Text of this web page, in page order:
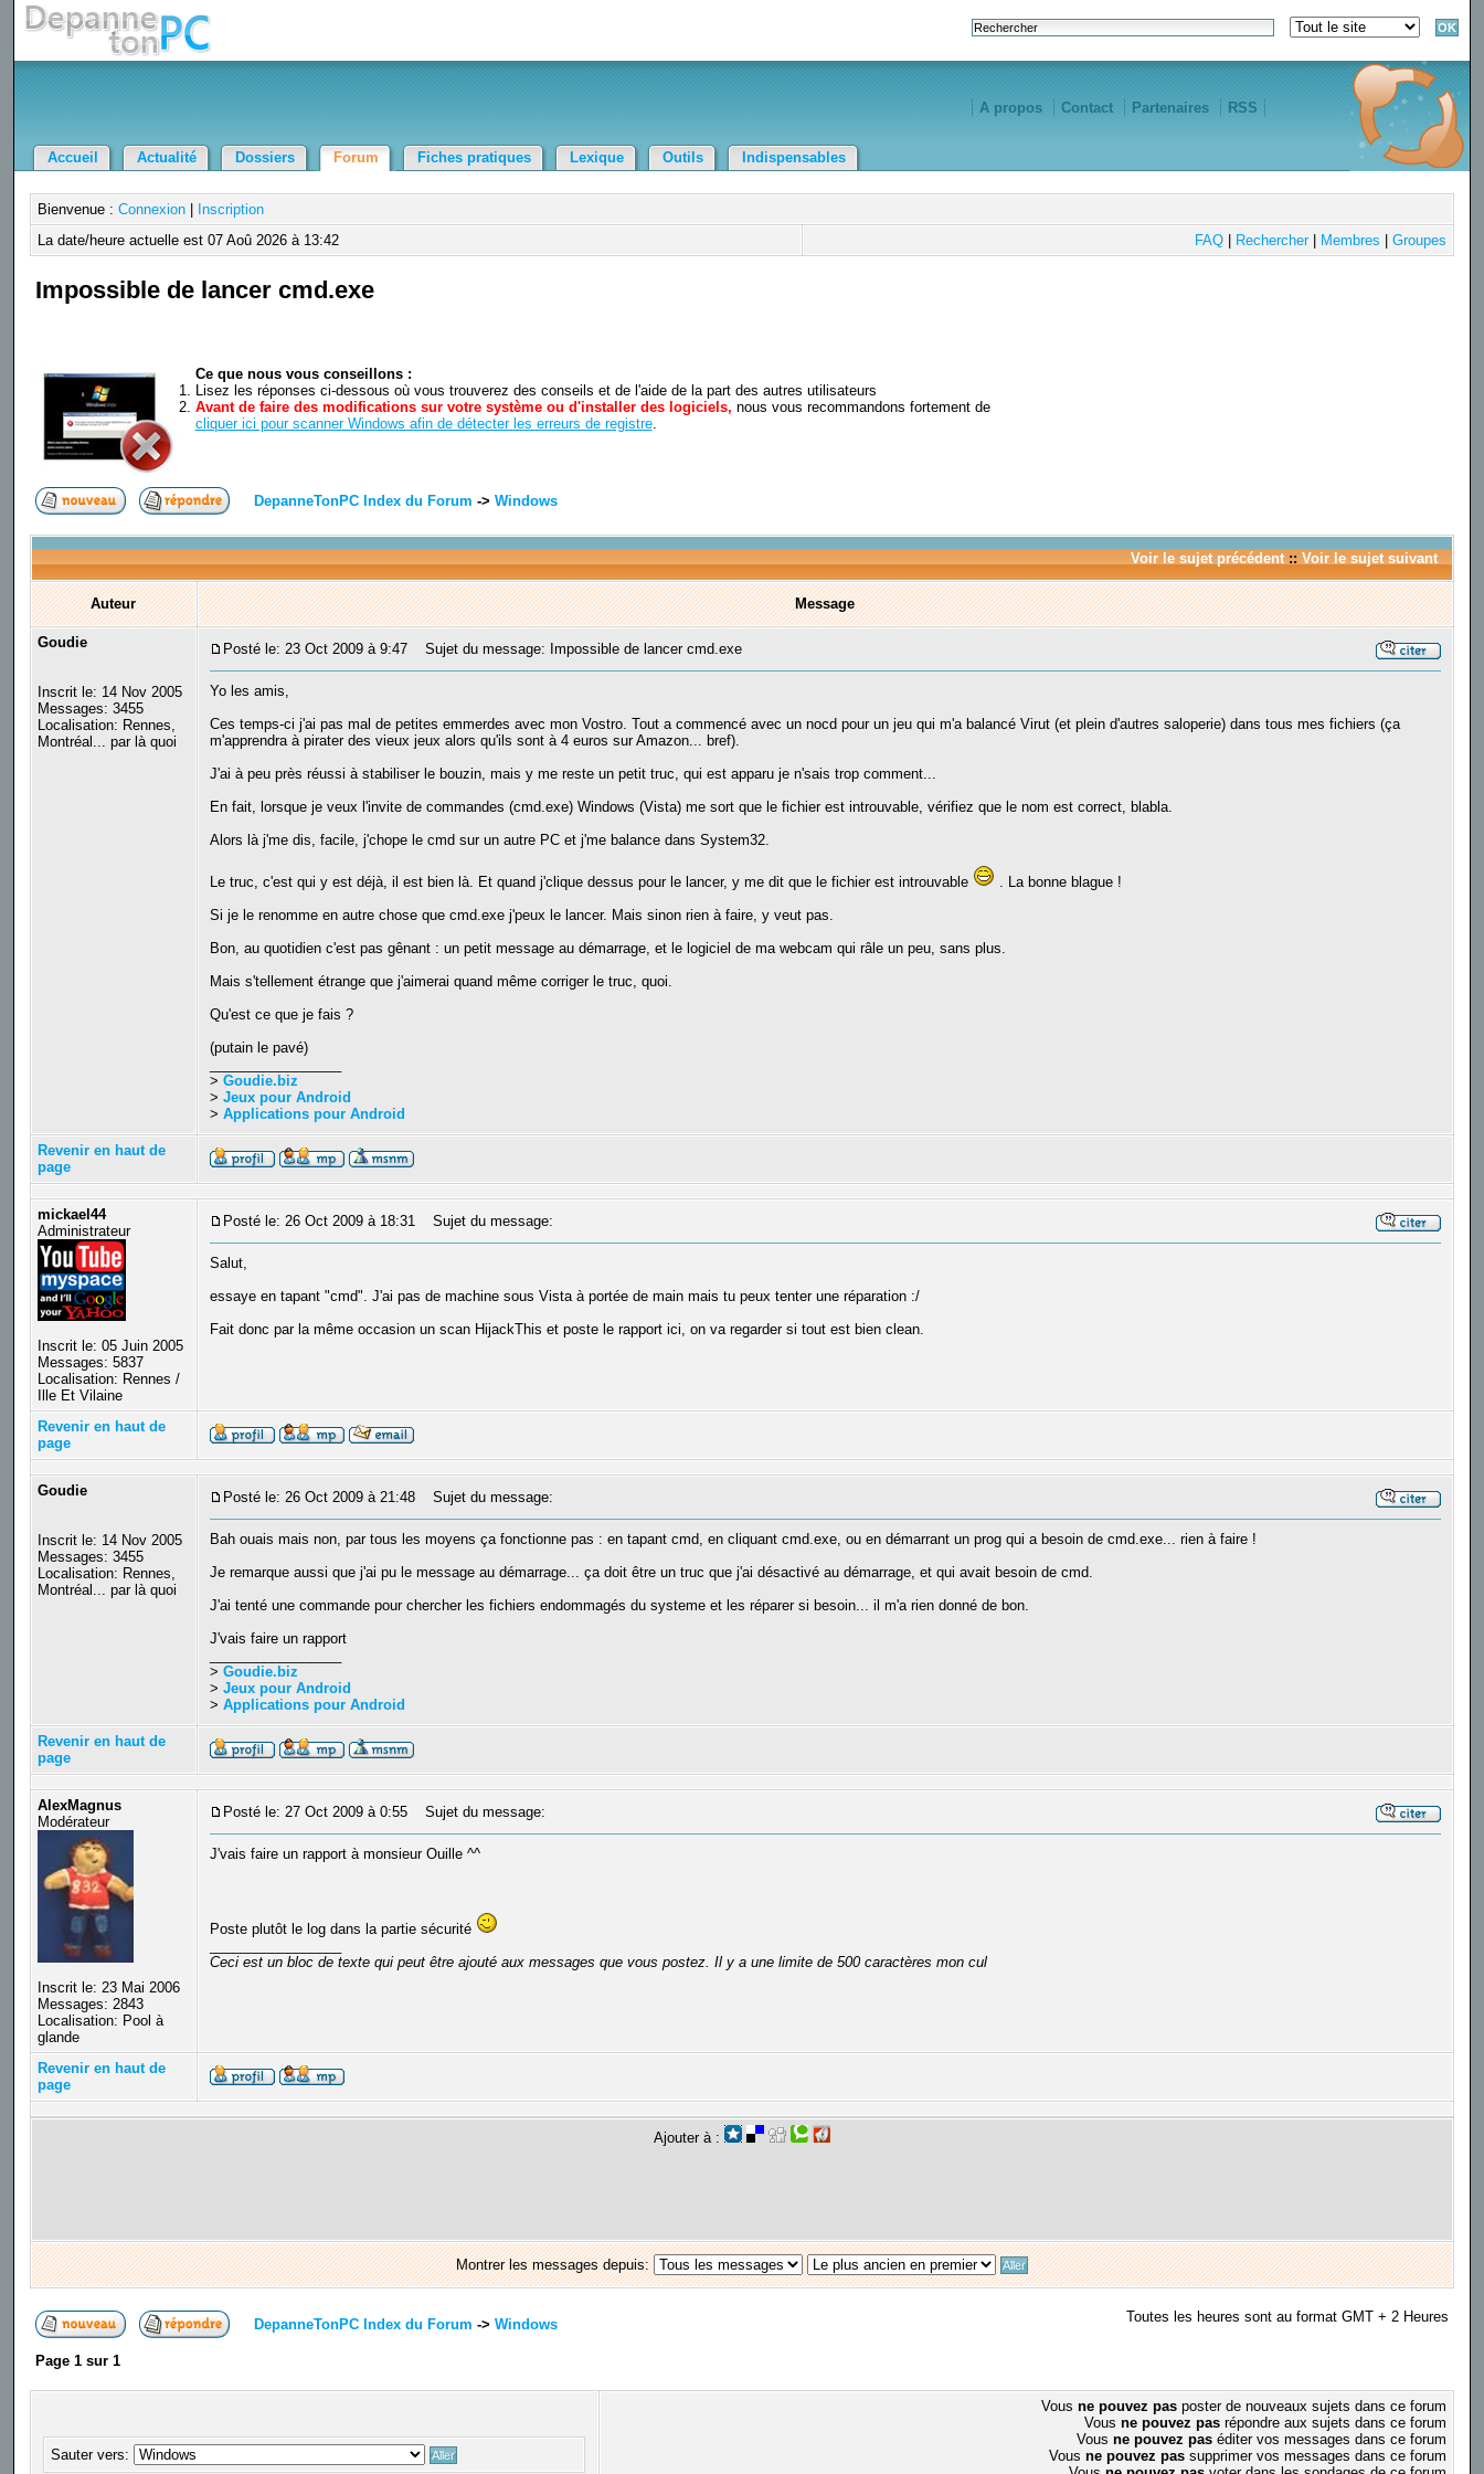
A propos Contact Partenaires RSS
Accueil Actualité Dossiers Forum Fiches pratiques Lexique Outils Indispensables
Bienvenue : Connexion|
Inscription
La date/heure actuelle est 07 Aoû 2026 à 13:42
FAQ| Rechercher| Membres Groupes
Impossible de lancer cmd.exe
Ce que nous vous conseillons :
Lisez les réponses ci-dessous où vous trouverez des conseils et de l'aide de la part des autres utilisateurs
Avant de faire des modifications sur votre système ou d'installer des logiciels, nous vous recommandons fortement de
cliquer ici pour scanner Windows afin de détecter les erreurs de registre.
DepanneTonPC Index du Forum -> Windows
Voir le sujet précédent:: Voir le sujet suivant
Auteur Message
Goudie
Inscrit le: 14 Nov 2005
Messages: 3455
Localisation: Rennes,
Montréal... par là quoi
Posté le: 23 Oct 2009 à 9:47 Sujet du message: Impossible de lancer cmd.exe
Yo les amis,
Ces temps-ci j'ai pas mal de petites emmerdes avec mon Vostro. Tout a commencé avec un nocd pour un jeu qui m'a balancé Virut (et plein d'autres saloperie) dans tous mes fichiers (ça
m'apprendra à pirater des vieux jeux alors qu'ils sont à 4 euros sur Amazon... bref).
J'ai à peu près réussi à stabiliser le bouzin, mais y me reste un petit truc, qui est apparu je n'sais trop comment...
En fait, lorsque je veux l'invite de commandes (cmd.exe) Windows (Vista) me sort que le fichier est introuvable, vérifiez que le nom est correct, blabla.
Alors là j'me dis, facile, j'chope le cmd sur un autre PC et j'me balance dans System32.
Le truc, c'est qui y est déjà, il est bien là. Et quand j'clique dessus pour le lancer, y me dit que le fichier est introuvable
. La bonne blague !
Si je le renomme en autre chose que cmd.exe j'peux le lancer. Mais sinon rien à faire, y veut pas.
Bon, au quotidien c'est pas gênant : un petit message au démarrage, et le logiciel de ma webcam qui râle un peu, sans plus.
Mais s'tellement étrange que j'aimerai quand même corriger le truc, quoi.
Qu'est ce que je fais ?
(putain le pavé)
> Goudie.biz
> Jeux pour Android
> Applications pour Android
Revenir en haut de
page
mickael44
Administrateur
Inscrit le: 05 Juin 2005
Messages: 5837
Localisation: Rennes /
Ille Et Vilaine
Posté le: 26 Oct 2009 à 18:31 Sujet du message:
Salut,
essaye en tapant "cmd". J'ai pas de machine sous Vista à portée de main mais tu peux tenter une réparation :/
Fait donc par la même occasion un scan HijackThis et poste le rapport ici, on va regarder si tout est bien clean.
Revenir en haut de
page
Goudie
Inscrit le: 14 Nov 2005
Messages: 3455
Localisation: Rennes,
Montréal... par là quoi
Posté le: 26 Oct 2009 à 21:48 Sujet du message:
Bah ouais mais non, par tous les moyens ça fonctionne pas : en tapant cmd, en cliquant cmd.exe, ou en démarrant un prog qui a besoin de cmd.exe... rien à faire !
Je remarque aussi que j'ai pu le message au démarrage... ça doit être un truc que j'ai désactivé au démarrage, et qui avait besoin de cmd.
J'ai tenté une commande pour chercher les fichiers endommagés du systeme et les réparer si besoin... il m'a rien donné de bon.
J'vais faire un rapport
> Goudie.biz
> Jeux pour Android
> Applications pour Android
Revenir en haut de
page
AlexMagnus
Modérateur
Inscrit le: 23 Mai 2006
Messages: 2843
Localisation: Pool à
glande
Posté le: 27 Oct 2009 à 0:55 Sujet du message:
J'vais faire un rapport à monsieur Ouille ^^
Poste plutôt le log dans la partie sécurité
Ceci est un bloc de texte qui peut être ajouté aux messages que vous postez. Il y a une limite de 500 caractères mon cul
Revenir en haut de
page
Ajouter à :
Montrer les messages depuis:
DepanneTonPC Index du Forum -> Windows Toutes les heures sont au format GMT + 2 Heures
Page 1sur 1
Sauter vers:
Vous ne pouvez pasposter de nouveaux sujets dans ce forum
Vous ne pouvez pasrépondre aux sujets dans ce forum
Vous ne pouvez paséditer vos messages dans ce forum
Vous ne pouvez passupprimer vos messages dans ce forum